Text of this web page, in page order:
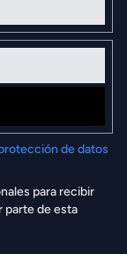
de datos
para recibir
parte de esta